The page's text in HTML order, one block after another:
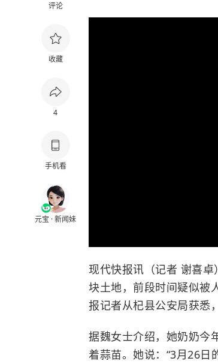
评论
收藏
4
手机看
元宝 · 新闻妹
现代快报讯（记者 谢喜
块土地，前段时间疑似被
报记者从杞县公安局获悉
据魏女士介绍，她奶奶今
着蒜苗。她说：“3月26日